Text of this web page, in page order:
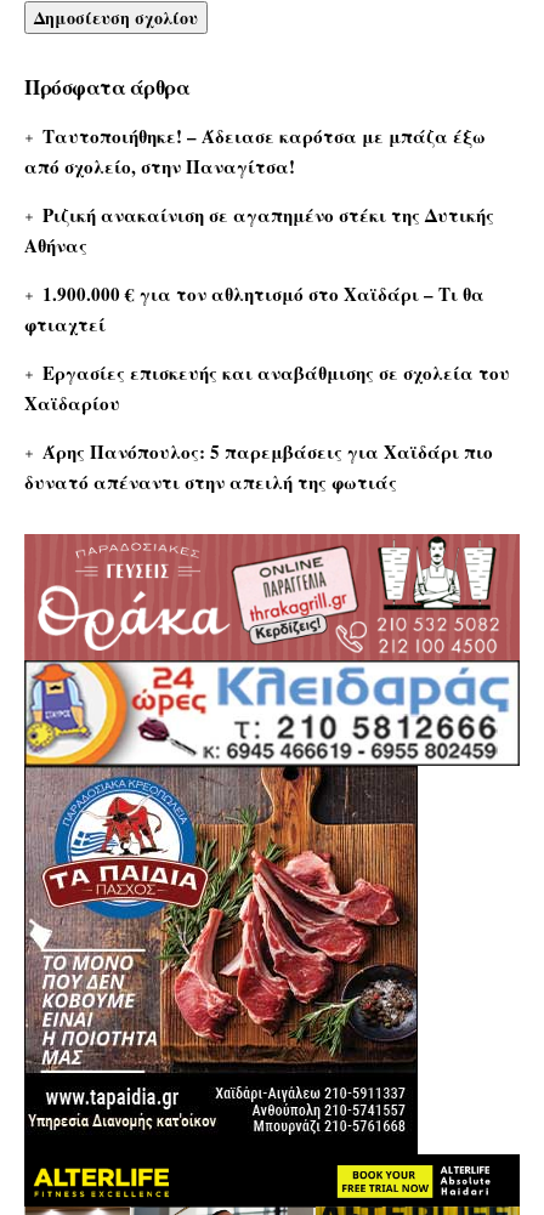
Πρόσφατα άρθρα
Ταυτοποιήθηκε! – Άδειασε καρότσα με μπάζα έξω
από σχολείο, στην Παναγίτσα!
Ριζική ανακαίνιση σε αγαπημένο στέκι της Δυτικής
Αθήνας
1.900.000 € για τον αθλητισμό στο Χαϊδάρι – Τι θα
φτιαχτεί
Εργασίες επισκευής και αναβάθμισης σε σχολεία του
Χαϊδαρίου
Άρης Πανόπουλος: 5 παρεμβάσεις για Χαϊδάρι πιο
δυνατό απέναντι στην απειλή της φωτιάς